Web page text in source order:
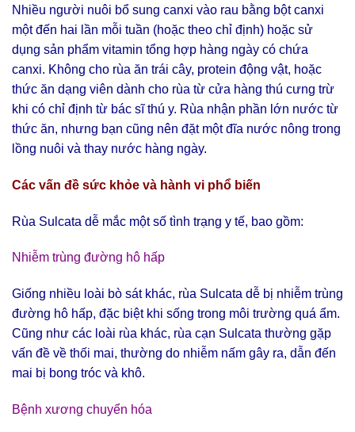
Nhiều người nuôi bổ sung canxi vào rau bằng bột canxi
một đến hai lần mỗi tuần (hoặc theo chỉ định) hoặc sử
dụng sản phẩm vitamin tổng hợp hàng ngày có chứa
canxi. Không cho rùa ăn trái cây, protein động vật, hoặc
thức ăn dạng viên dành cho rùa từ cửa hàng thú cưng trừ
khi có chỉ định từ bác sĩ thú y. Rùa nhận phần lớn nước từ
thức ăn, nhưng bạn cũng nên đặt một đĩa nước nông trong
lồng nuôi và thay nước hàng ngày.
Các vấn đề sức khỏe và hành vi phổ biến
Rùa Sulcata dễ mắc một số tình trạng y tế, bao gồm:
Nhiễm trùng đường hô hấp
Giống nhiều loài bò sát khác, rùa Sulcata dễ bị nhiễm trùng
đường hô hấp, đặc biệt khi sống trong môi trường quá ẩm.
Cũng như các loài rùa khác, rùa cạn Sulcata thường gặp
vấn đề về thối mai, thường do nhiễm nấm gây ra, dẫn đến
mai bị bong tróc và khô.
Bệnh xương chuyển hóa